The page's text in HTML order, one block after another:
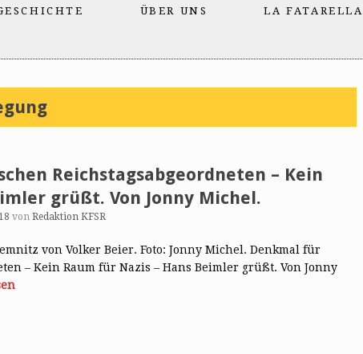
ÜBER UNS LA FATARELLA
Reichstagsabgeordneten – Kein
grüßt. Von Jonny Michel.
von Redaktion KFSR
von Volker Beier. Foto: Jonny Michel. Denkmal für
– Kein Raum für Nazis – Hans Beimler grüßt. Von Jonny